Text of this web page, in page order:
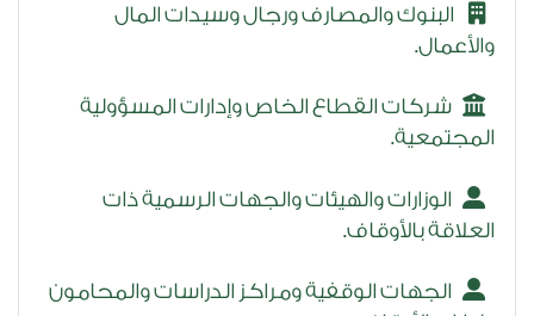
البنوك والمصارف ورجال وسيدات المال
والأعمال.
شركات القطاع الخاص وإدارات المسؤولية
المجتمعية.
الوزارات والهيئات والجهات الرسمية ذات
العلاقة بالأوقاف.
الجهات الوقفية ومراكز الدراسات والمحامون